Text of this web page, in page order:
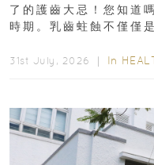
了的護齒大忌！您知道
時期。乳齒蛀蝕不僅僅
31st July, 2026 ｜ In